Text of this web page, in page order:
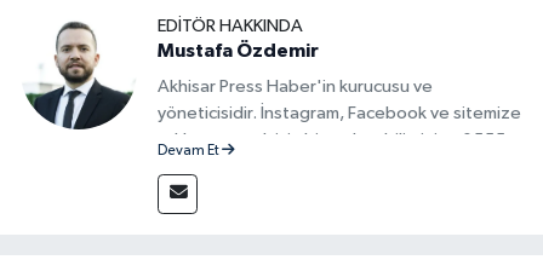
EDITÖR HAKKINDA
Mustafa Özdemir
Akhisar Press Haber'in kurucusu ve
yöneticisidir. İnstagram, Facebook ve sitemize
reklam vermek için bize ulaşabilirsiniz - 0555
Devam Et